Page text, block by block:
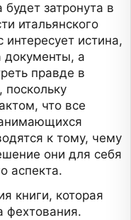
затронута в
итальянского
истина,
документы, а
правде в
поскольку
что все
к тому, чему
они для себя
аспекта.
книги, которая
фехтования.